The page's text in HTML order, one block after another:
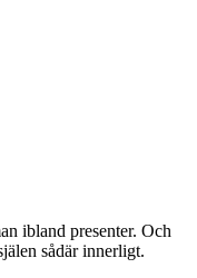
ibland presenter. Och
sådär innerligt.